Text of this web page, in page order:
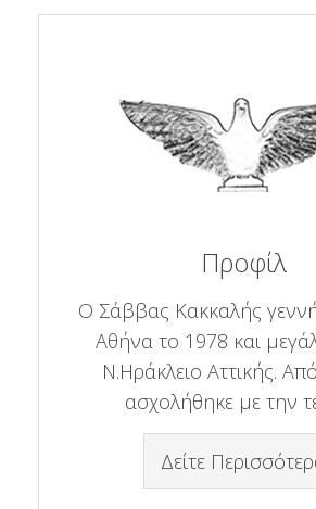
Προφίλ
Ο Σάββας Κακκαλής
Αθήνα το 1978 και
Ν.Ηράκλειο Αττικής.
ασχολήθηκε με την
Δείτε